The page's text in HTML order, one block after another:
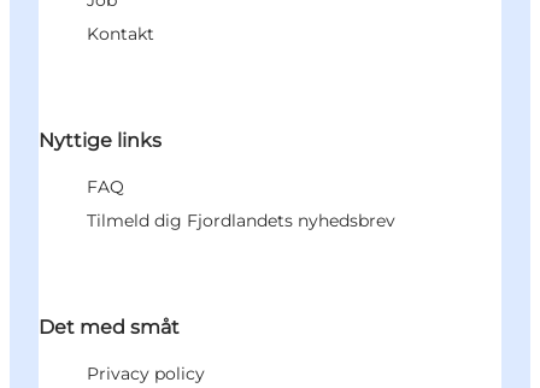
Kontakt
Nyttige links
FAQ
Tilmeld dig Fjordlandets nyhedsbrev
Det med småt
Privacy policy